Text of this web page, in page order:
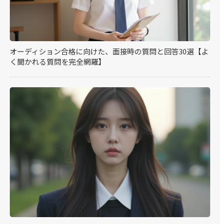
オーディション合格に向けた、面接時の質問と回答30選【よ
く聞かれる質問を完全網羅】